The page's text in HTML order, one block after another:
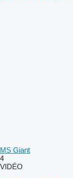
MS Giant
4
VIDÉO